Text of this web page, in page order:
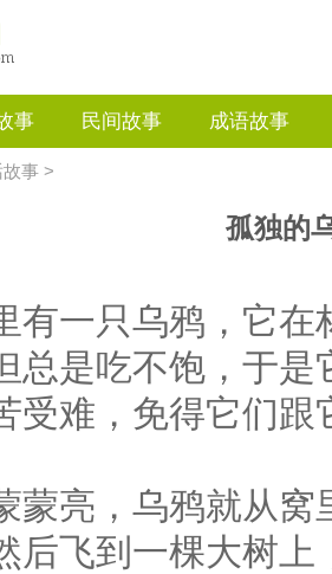
事 民间故事 成语故事
事 >
孤独的
有一只乌鸦，它
总是吃不饱，于
受难，免得它们
蒙亮，乌鸦就从
后飞到一棵大树